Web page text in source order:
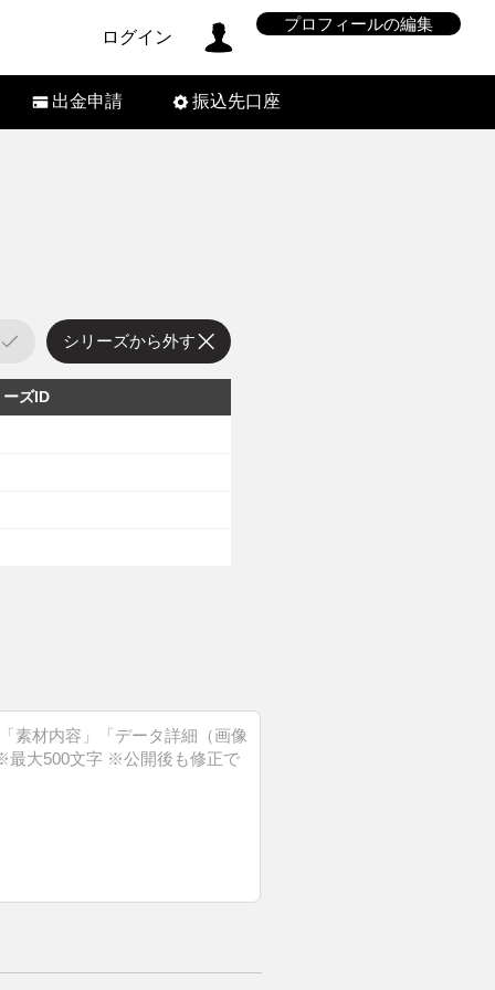
ログイン
プロフィールの編集
出金申請 振込先口座
シリーズから外す
ーズID